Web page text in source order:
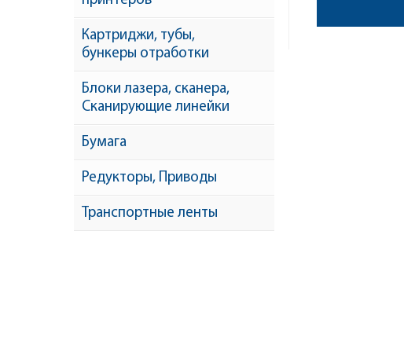
Картриджи, тубы,
бункеры отработки
Блоки лазера, сканера,
Сканирующие линейки
Бумага
Редукторы, Приводы
Транспортные ленты